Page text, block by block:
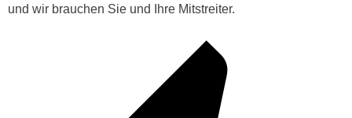
und wir brauchen Sie und Ihre Mitstreiter.